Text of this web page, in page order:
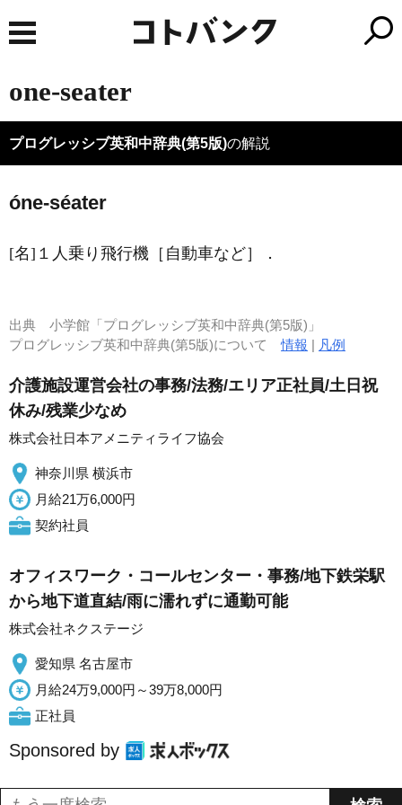
one-seater
プログレッシブ英和中辞典(第5版)の解説
óne-séater
[名] １人乗り飛行機［自動車など］ ．
出典 小学館「プログレッシブ英和中辞典(第5版)」
プログレッシブ英和中辞典(第5版)について情報 | 凡例
介護施設運営会社の事務/法務/エリア正社員/土日祝
休み/残業少なめ
株式会社日本アメニティライフ協会
神奈川県 横浜市
月給21万6,000円
契約社員
オフィスワーク・コールセンター・事務/地下鉄栄駅
から地下道直結/雨に濡れずに通勤可能
株式会社ネクステージ
愛知県 名古屋市
月給24万9,000円～39万8,000円
正社員
Sponsored by